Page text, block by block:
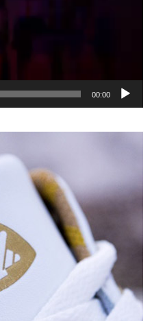
00:00